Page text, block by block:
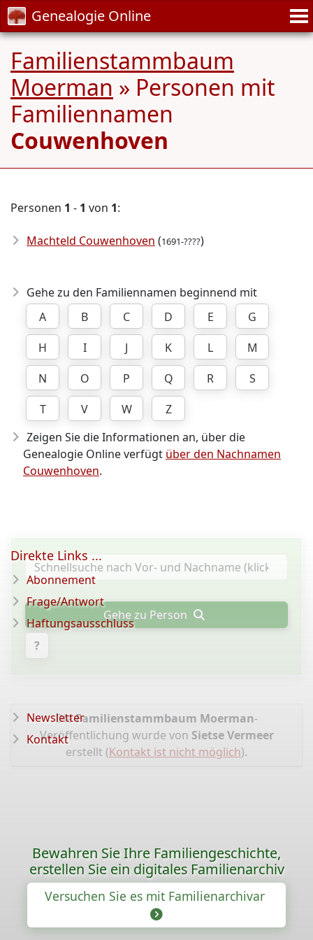
Genealogie Online
Familienstammbaum
Moerman » Personen mit
Familiennamen
Couwenhoven
Personen 1 - 1 von 1:
Machteld Couwenhoven (1691-????)
Gehe zu den Familiennamen beginnend mit
A
B C D E
G
H
I J K L
M
N
O P Q R
S
T
V W
Z
Zeigen Sie die Informationen an, über die
Genealogie Online verfügt über den Nachnamen
Couwenhoven.
Gehe zu Person
?
DieFamilienstammbaum Moerman-
Veröffentlichung wurde von Sietse Vermeer
erstellt (Kontakt ist nicht möglich).
Direkte Links ...
Abonnement
Frage/Antwort
Haftungsausschluss
Newsletter
Kontakt
Bewahren Sie Ihre Familiengeschichte,
erstellen Sie ein digitales Familienarchiv
Versuchen Sie es mit Familienarchivar